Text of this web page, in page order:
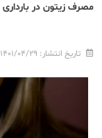
مصرف زیتون در بارداری
تاریخ انتشار: ۱۴۰۱/۰۴/۲۹